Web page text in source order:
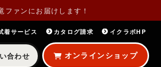
ァンにお届けします！
着サービス カタログ請求 イクラボHP
合わせ オンラインショップ